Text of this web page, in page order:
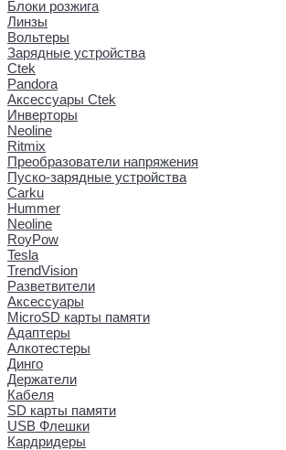
Блоки розжига
Линзы
Вольтеры
Зарядные устройства
Ctek
Pandora
Аксессуары Ctek
Инверторы
Neoline
Ritmix
Преобразователи напряжения
Пуско-зарядные устройства
Carku
Hummer
Neoline
RoyPow
Tesla
TrendVision
Разветвители
Аксессуары
MicroSD карты памяти
Адаптеры
Алкотестеры
Динго
Держатели
Кабеля
SD карты памяти
USB Флешки
Кардридеры